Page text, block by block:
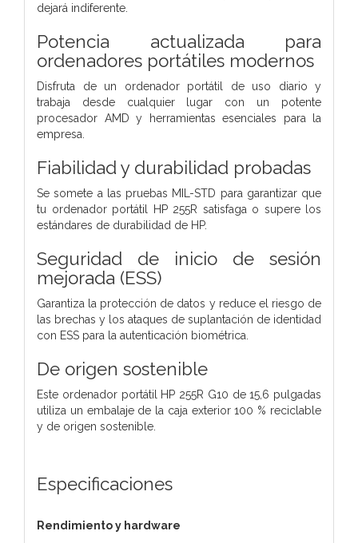
dejará indiferente.
Potencia actualizada para
ordenadores portátiles modernos
Disfruta de un ordenador portátil de uso diario y
trabaja desde cualquier lugar con un potente
procesador AMD y herramientas esenciales para la
empresa.
Fiabilidad y durabilidad probadas
Se somete a las pruebas MIL-STD para garantizar que
tu ordenador portátil HP 255R satisfaga o supere los
estándares de durabilidad de HP.
Seguridad de inicio de sesión
mejorada (ESS)
Garantiza la protección de datos y reduce el riesgo de
las brechas y los ataques de suplantación de identidad
con ESS para la autenticación biométrica.
De origen sostenible
Este ordenador portátil HP 255R G10 de 15,6 pulgadas
utiliza un embalaje de la caja exterior 100 % reciclable
y de origen sostenible.
Especificaciones
Rendimiento y hardware